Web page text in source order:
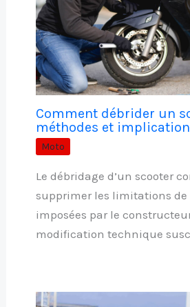
Comment débrider un
méthodes et
Moto
Le débridage d’un scooter
supprimer les limitations de
imposées par le
modification technique